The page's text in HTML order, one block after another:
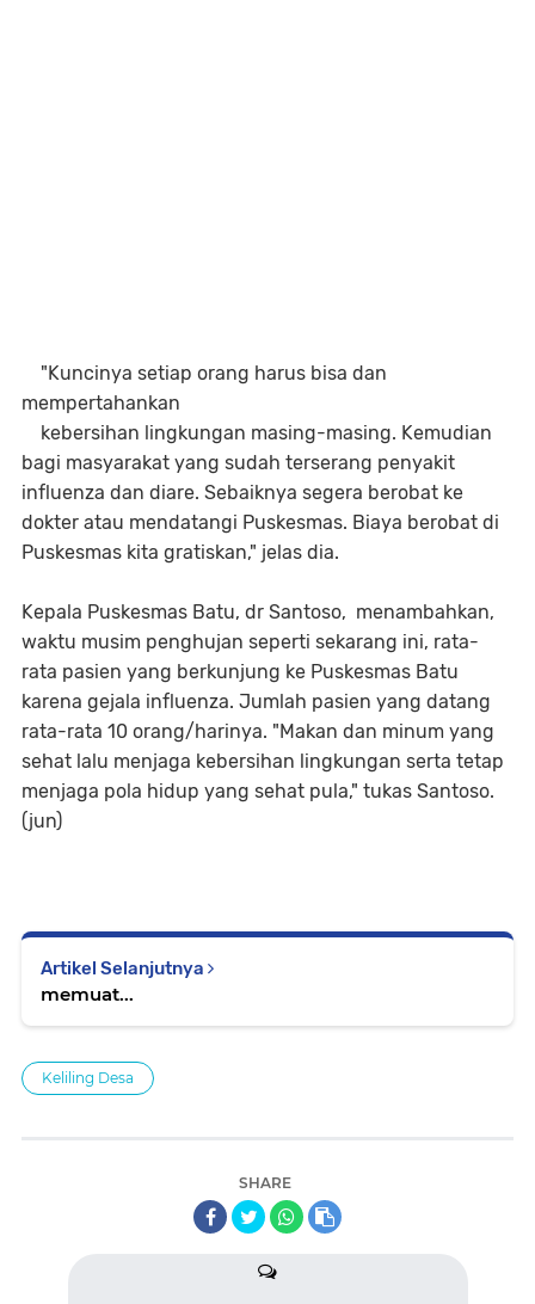
"Kuncinya setiap orang harus bisa dan
mempertahankan
kebersihan lingkungan masing-masing. Kemudian
bagi masyarakat yang sudah terserang penyakit
influenza dan diare. Sebaiknya segera berobat ke
dokter atau mendatangi Puskesmas. Biaya berobat di
Puskesmas kita gratiskan," jelas dia.
Kepala Puskesmas Batu, dr Santoso, menambahkan,
waktu musim penghujan seperti sekarang ini, rata-
rata pasien yang berkunjung ke Puskesmas Batu
karena gejala influenza. Jumlah pasien yang datang
rata-rata 10 orang/harinya. "Makan dan minum yang
sehat lalu menjaga kebersihan lingkungan serta tetap
menjaga pola hidup yang sehat pula," tukas Santoso.
(jun)
Artikel Selanjutnya
memuat...
Keliling Desa
SHARE